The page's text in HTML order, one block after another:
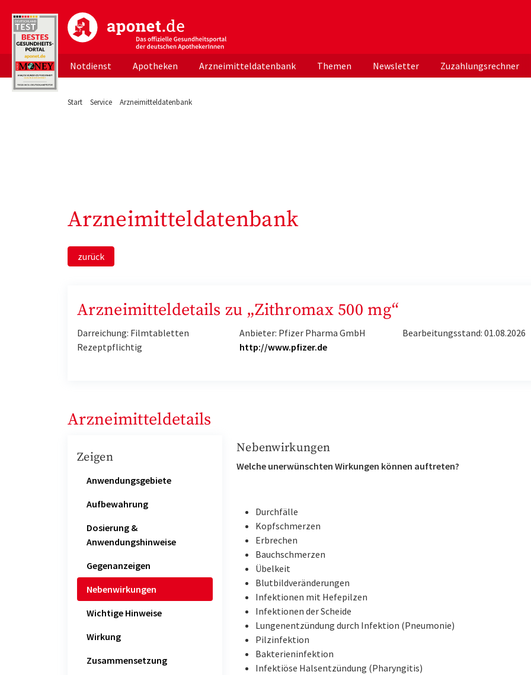
aponet.de - Das offizielle Gesundheitsportal der deutschen ApothekerInnen
Notdienst Apotheken Arzneimitteldatenbank Themen Newsletter Zuzahlungsrechner
Start Service Arzneimitteldatenbank
Arzneimitteldatenbank
zurück
Arzneimitteldetails zu „Zithromax 500 mg“
Darreichung: Filmtabletten
Rezeptpflichtig
Anbieter: Pfizer Pharma GmbH
http://www.pfizer.de
Bearbeitungsstand: 01.08.2026
Arzneimitteldetails
Zeigen
Anwendungsgebiete
Aufbewahrung
Dosierung &
Anwendungshinweise
Gegenanzeigen
Nebenwirkungen
Wichtige Hinweise
Wirkung
Zusammensetzung
Nebenwirkungen
Welche unerwünschten Wirkungen können auftreten?
Durchfälle
Kopfschmerzen
Erbrechen
Bauchschmerzen
Übelkeit
Blutbildveränderungen
Infektionen mit Hefepilzen
Infektionen der Scheide
Lungenentzündung durch Infektion (Pneumonie)
Pilzinfektion
Bakterieninfektion
Infektiöse Halsentzündung (Pharyngitis)